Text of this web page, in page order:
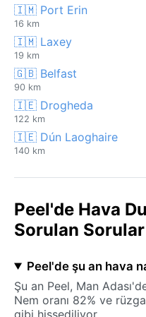
🇮🇲 Port Erin
16 km
🇮🇲 Laxey
19 km
🇬🇧 Belfast
90 km
🇮🇪 Drogheda
122 km
🇮🇪 Dún Laoghaire
140 km
Peel'de Hava
Sorulan Sorular
Peel'de şu an hava
Şu an Peel, Man
Nem oranı 82% ve
gibi hissediliyor.